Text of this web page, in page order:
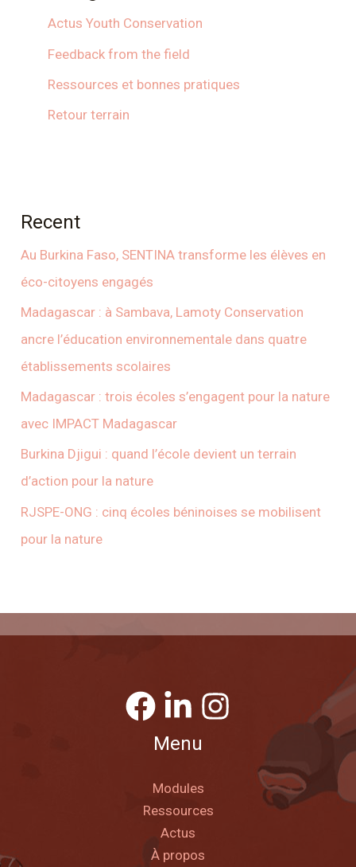
Actus Youth Conservation
Feedback from the field
Ressources et bonnes pratiques
Retour terrain
Recent
Au Burkina Faso, SENTINA transforme les élèves en
éco-citoyens engagés
Madagascar : à Sambava, Lamoty Conservation
ancre l’éducation environnementale dans quatre
établissements scolaires
Madagascar : trois écoles s’engagent pour la nature
avec IMPACT Madagascar
Burkina Djigui : quand l’école devient un terrain
d’action pour la nature
RJSPE-ONG : cinq écoles béninoises se mobilisent
pour la nature
Menu
Modules
Ressources
Actus
À propos